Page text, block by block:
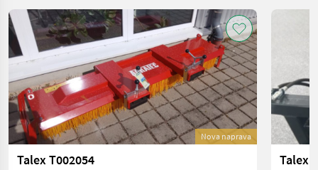
Nova naprava
Talex T002054
Talex